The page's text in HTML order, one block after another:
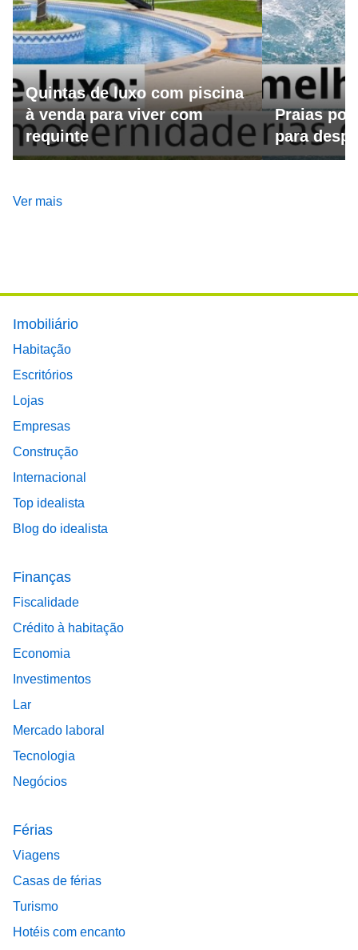
Quintas de luxo com piscina
à venda para viver com
requinte
Praias
para
Ver mais
Footer main menu
Imobiliário
Habitação
Escritórios
Lojas
Empresas
Construção
Internacional
Top idealista
Blog do idealista
Finanças
Fiscalidade
Crédito à habitação
Economia
Investimentos
Lar
Mercado laboral
Tecnologia
Negócios
Férias
Viagens
Casas de férias
Turismo
Hotéis com encanto